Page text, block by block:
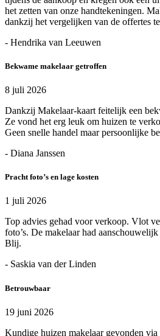
het zetten van onze handtekeningen.
dankzij het vergelijken van de offertes
- Hendrika van Leeuwen
Bekwame makelaar getroffen
8 juli 2026
Dankzij Makelaar-kaart feitelijk een
Ze vond het erg leuk om huizen te
Geen snelle handel maar persoonlijke
- Diana Janssen
Pracht foto’s en lage kosten
1 juli 2026
Top advies gehad voor verkoop. Vlot
foto’s. De makelaar had
Blij.
- Saskia van der Linden
Betrouwbaar
19 juni 2026
Kundige huizen makelaar gevonden via